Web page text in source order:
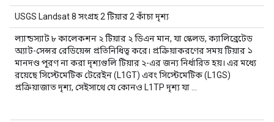
USGS Landsat 8 সংগ্রহ 2 টিয়ার 2 কাঁচা দৃশ্য
ল্যান্ডস্যাট ৮ কালেকশন ২ টিয়ার ২ ডিএন মান, যা স্কেলড, ক্যালিব্রেটেড
অ্যাট-সেন্সর রেডিয়েন্স প্রতিনিধিত্ব করে। প্রক্রিয়াকরণের সময় টিয়ার ১
মানদণ্ড পূরণ না করা দৃশ্যগুলি টিয়ার ২-এর জন্য নির্ধারিত হয়। এর মধ্যে
রয়েছে সিস্টেমেটিক টেরেইন (L1GT) এবং সিস্টেমেটিক (L1GS)
প্রক্রিয়াজাত দৃশ্য, সেইসাথে যে কোনও L1TP দৃশ্য যা …